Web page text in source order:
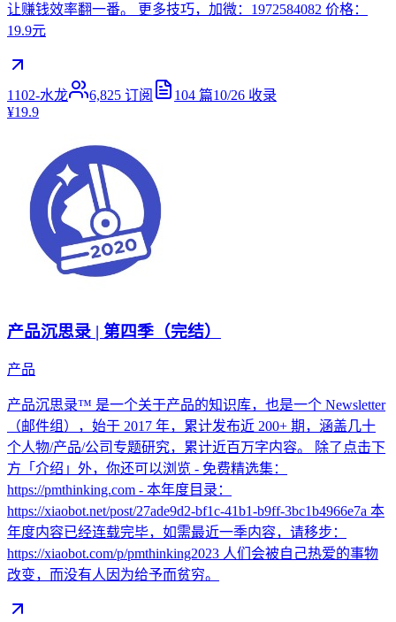
让赚钱效率翻一番。 更多技巧，加微：1972584082 价格：
19.9元
1102-水龙 6,825 订阅 104 篇10/26 收录
¥19.9
产品沉思录 | 第四季（完结）
产品
产品沉思录™ 是一个关于产品的知识库，也是一个 Newsletter
（邮件组），始于 2017 年，累计发布近 200+ 期，涵盖几十
个人物/产品/公司专题研究，累计近百万字内容。 除了点击下
方「介绍」外，你还可以浏览 - 免费精选集：
https://pmthinking.com - 本年度目录：
https://xiaobot.net/post/27ade9d2-bf1c-41b1-b9ff-3bc1b4966e7a 本
年度内容已经连载完毕，如需最近一季内容，请移步：
https://xiaobot.com/p/pmthinking2023 人们会被自己热爱的事物
改变，而没有人因为给予而贫穷。